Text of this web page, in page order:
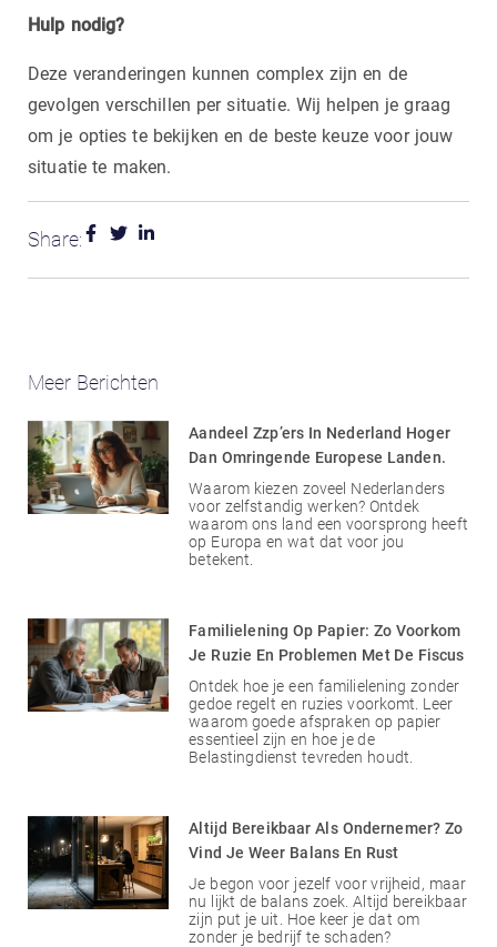
Hulp nodig?
Deze veranderingen kunnen complex zijn en de
gevolgen verschillen per situatie. Wij helpen je graag
om je opties te bekijken en de beste keuze voor jouw
situatie te maken.
Share:
Meer Berichten
Aandeel Zzp’ers In Nederland Hoger
Dan Omringende Europese Landen.
Waarom kiezen zoveel Nederlanders
voor zelfstandig werken? Ontdek
waarom ons land een voorsprong heeft
op Europa en wat dat voor jou
betekent.
Familielening Op Papier: Zo Voorkom
Je Ruzie En Problemen Met De Fiscus
Ontdek hoe je een familielening zonder
gedoe regelt en ruzies voorkomt. Leer
waarom goede afspraken op papier
essentieel zijn en hoe je de
Belastingdienst tevreden houdt.
Altijd Bereikbaar Als Ondernemer? Zo
Vind Je Weer Balans En Rust
Je begon voor jezelf voor vrijheid, maar
nu lijkt de balans zoek. Altijd bereikbaar
zijn put je uit. Hoe keer je dat om
zonder je bedrijf te schaden?